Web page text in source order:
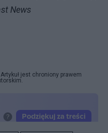
News
jest chroniony prawem